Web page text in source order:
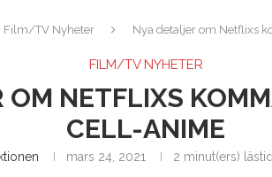
Film/TV Nyheter Nya detaljer om Netflixs
FILM/TV NYHETER
OM NETFLIXS
CELL-ANIME
mars 24, 2021 2 minut(ers) lästid